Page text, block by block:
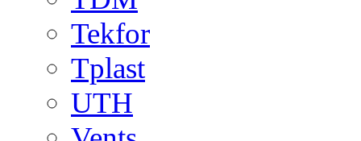
Tekfor
Tplast
UTH